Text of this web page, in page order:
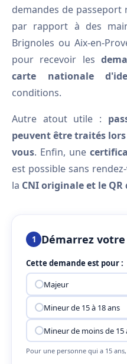
demandes de
par rapport à des
Brignoles ou Aix-en-
pour recevoir les
carte nationale
conditions.
Autre atout utile :
peuvent être traités
vous. Enfin, une
est possible sans
la CNI originale et le QR
1 Démarrez
Cette demande est pour :
Majeur
Mineur de 15 à 18 ans
Mineur de moins de 15
Pour une personne qui a 15